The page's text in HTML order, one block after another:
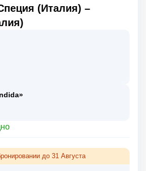
(Италия) –
до 31 Августа